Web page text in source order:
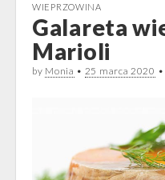
WIEPRZOWINA
Galareta
Marioli
by Monia • 25 marca 2020 •